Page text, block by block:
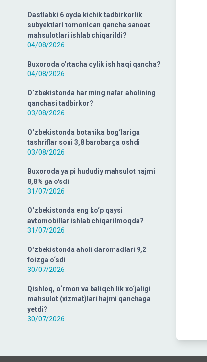
Dastlabki 6 oyda kichik tadbirkorlik
subyektlari tomonidan qancha sanoat
mahsulotlari ishlab chiqarildi?
04/08/2026
Buxoroda o'rtacha oylik ish haqi qancha?
04/08/2026
O‘zbekistonda har ming nafar aholining
qanchasi tadbirkor?
03/08/2026
O‘zbekistonda botanika bog‘lariga
tashriflar soni 3,8 barobarga oshdi
03/08/2026
Buxoroda yalpi hududiy mahsulot hajmi
8,8% ga o'sdi
31/07/2026
O‘zbekistonda eng ko‘p qaysi
avtomobillar ishlab chiqarilmoqda?
31/07/2026
Oʻzbekistonda aholi daromadlari 9,2
foizga o‘sdi
30/07/2026
Qishloq, o‘rmon va baliqchilik xo‘jaligi
mahsulot (xizmat)lari hajmi qanchaga
yetdi?
30/07/2026